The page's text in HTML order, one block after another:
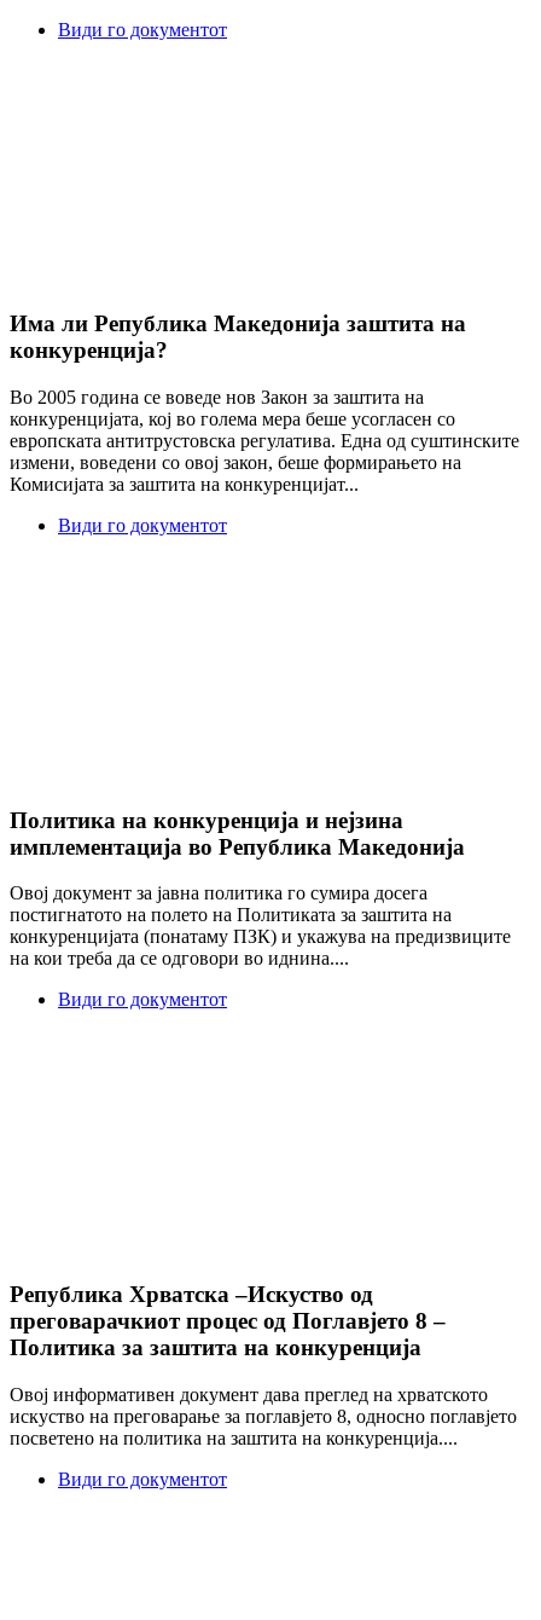
Види го документот
Има ли Република Македонија заштита на
конкуренција?
Во 2005 година се воведе нов Закон за заштита на
конкуренцијата, кој во голема мера беше усогласен со
европската антитрустовска регулатива. Една од суштинските
измени, воведени со овој закон, беше формирањето на
Комисијата за заштита на конкуренцијат...
Види го документот
Политика на конкуренција и нејзина
имплементација во Република Македонија
Овој документ за јавна политика го сумира досега
постигнатото на полето на Политиката за заштита на
конкуренцијата (понатаму ПЗК) и укажува на предизвиците
на кои треба да се одговори во иднина....
Види го документот
Република Хрватска –Искуство од
преговарачкиот процес од Поглавјето 8 –
Политика за заштита на конкуренција
Овој информативен документ дава преглед на хрватското
искуство на преговарање за поглавјето 8, односно поглавјето
посветено на политика на заштита на конкуренција....
Види го документот